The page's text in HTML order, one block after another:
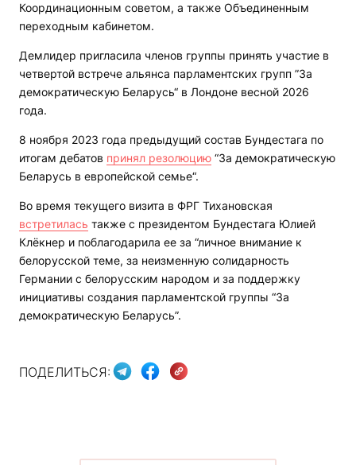
Координационным советом, а также Объединенным
переходным кабинетом.
Демлидер пригласила членов группы принять участие в
четвертой встрече альянса парламентских групп ”За
демократическую Беларусь“ в Лондоне весной 2026
года.
8 ноября 2023 года предыдущий состав Бундестага по
итогам дебатов принял резолюцию “За демократическую
Беларусь в европейской семье“.
Во время текущего визита в ФРГ Тихановская
встретилась также с президентом Бундестага Юлией
Клёкнер и поблагодарила ее за “личное внимание к
белорусской теме, за неизменную солидарность
Германии с белорусским народом и за поддержку
инициативы создания парламентской группы “За
демократическую Беларусь”.
ПОДЕЛИТЬСЯ: